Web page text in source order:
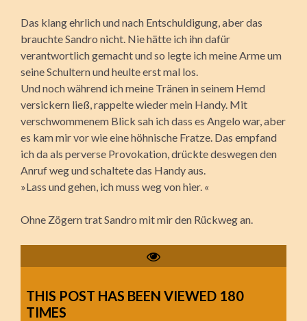
Das klang ehrlich und nach Entschuldigung, aber das
brauchte Sandro nicht. Nie hätte ich ihn dafür
verantwortlich gemacht und so legte ich meine Arme um
seine Schultern und heulte erst mal los.
Und noch während ich meine Tränen in seinem Hemd
versickern ließ, rappelte wieder mein Handy. Mit
verschwommenem Blick sah ich dass es Angelo war, aber
es kam mir vor wie eine höhnische Fratze. Das empfand
ich da als perverse Provokation, drückte deswegen den
Anruf weg und schaltete das Handy aus.
»Lass und gehen, ich muss weg von hier. «
Ohne Zögern trat Sandro mit mir den Rückweg an.
THIS POST HAS BEEN VIEWED 180
TIMES